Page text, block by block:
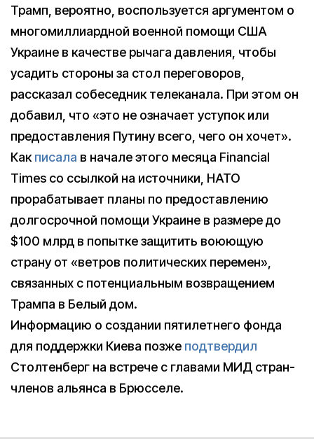
Трамп, вероятно, воспользуется аргументом о
многомиллиардной военной помощи США
Украине в качестве рычага давления, чтобы
усадить стороны за стол переговоров,
рассказал собеседник телеканала. При этом он
добавил, что «это не означает уступок или
предоставления Путину всего, чего он хочет».
Какписала в начале этого месяца Financial
Times со ссылкой на источники, НАТО
прорабатывает планы по предоставлению
долгосрочной помощи Украине в размере до
$100 млрд в попытке защитить воюющую
страну от «ветров политических перемен»,
связанных с потенциальным возвращением
Трампа в Белый дом.
Информацию о создании пятилетнего фонда
для поддержки Киева позже подтвердил
Столтенберг на встрече с главами МИД стран-
членов альянса в Брюсселе.